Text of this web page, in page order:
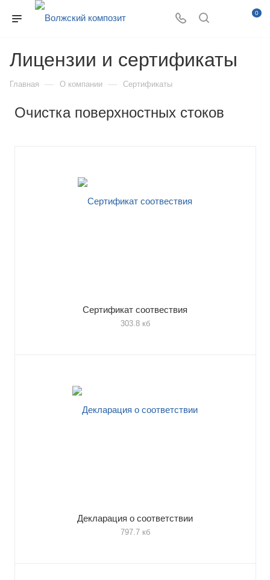
0
Лицензии и сертификаты
Главная — О компании — Сертификаты
Очистка поверхностных стоков
Сертификат соотвествия
303.8 кб
Декларация о соответствии
797.7 кб